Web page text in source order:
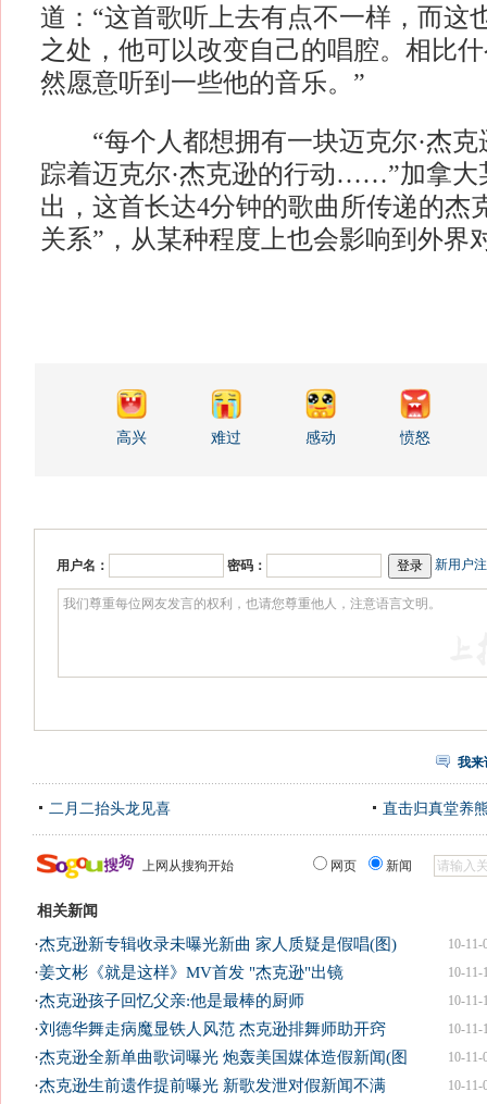
道：“这首歌听上去有点不一样，而这
之处，他可以改变自己的唱腔。相比
然愿意听到一些他的音乐。”
“每个人都想拥有一块迈克尔·杰克
踪着迈克尔·杰克逊的行动……”加拿大
出，这首长达4分钟的歌曲所传递的杰
关系”，从某种程度上也会影响到外界
高兴 难过 感动 愤怒
用户名： 密码： 新用户
我来
二月二抬头龙见喜 直击归真堂养
上网从搜狗开始 网页 新闻
相关新闻
10-11-
·杰克逊新专辑收录未曝光新曲 家人质疑是假唱(图)
10-11-
·姜文彬《就是这样》MV首发 "杰克逊"出镜
10-11-
·杰克逊孩子回忆父亲:他是最棒的厨师
10-11-
·刘德华舞走病魔显铁人风范 杰克逊排舞师助开窍
10-11-
·杰克逊全新单曲歌词曝光 炮轰美国媒体造假新闻(图
10-11-
·杰克逊生前遗作提前曝光 新歌发泄对假新闻不满